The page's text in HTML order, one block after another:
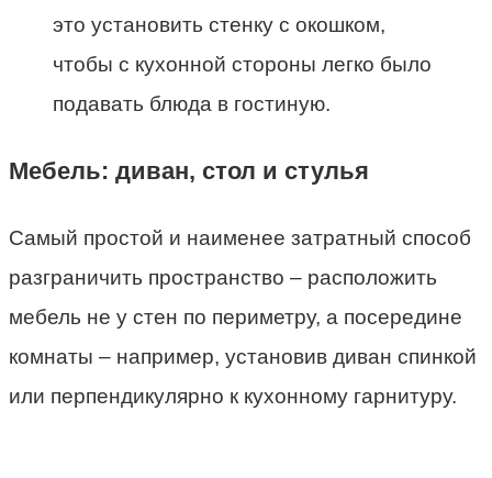
это установить стенку с окошком,
чтобы с кухонной стороны легко было
подавать блюда в гостиную.
Мебель: диван, стол и стулья
Самый простой и наименее затратный способ
разграничить пространство – расположить
мебель не у стен по периметру, а посередине
комнаты – например, установив диван спинкой
или перпендикулярно к кухонному гарнитуру.